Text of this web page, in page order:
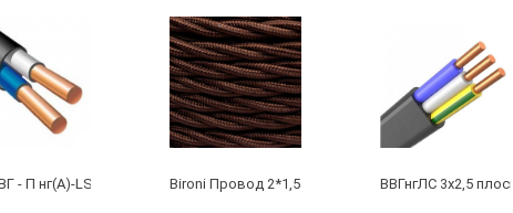
- П нг(А)-LS 2 х 2,5 ГОСТBironi Провод 2*1,5 Коричневый (глянец) (цена за
ВВГнгЛС 3x2,5